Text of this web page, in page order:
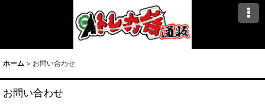
ホーム > お問い合わせ
お問い合わせ